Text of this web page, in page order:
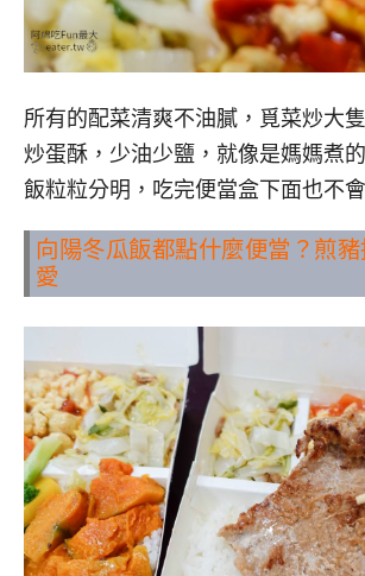
所有的配菜清爽不油膩，覓菜炒大
炒蛋酥，少油少鹽，就像是媽媽煮
飯粒粒分明，吃完便當盒下面也不
向陽冬瓜飯都點什麼便當？煎
愛